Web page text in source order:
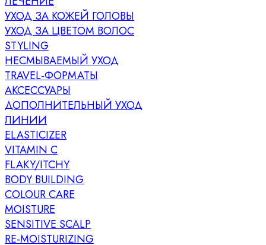
УХОД ЗА КОЖЕЙ ГОЛОВЫ
УХОД ЗА ЦВЕТОМ ВОЛОС
STYLING
НЕСМЫВАЕМЫЙ УХОД
TRAVEL-ФОРМАТЫ
АКСЕССУАРЫ
ДОПОЛНИТЕЛЬНЫЙ УХОД
ЛИНИИ
ELASTICIZER
VITAMIN C
FLAKY/ITCHY
BODY BUILDING
COLOUR CARE
MOISTURE
SENSITIVE SCALP
RE-MOISTURIZING